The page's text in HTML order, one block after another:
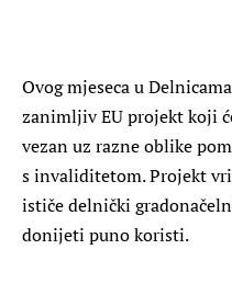
Ovog mjeseca u
zanimljiv EU projekt koji
vezan uz razne oblike
s invaliditetom. Projekt
ističe delnički
donijeti puno koristi.